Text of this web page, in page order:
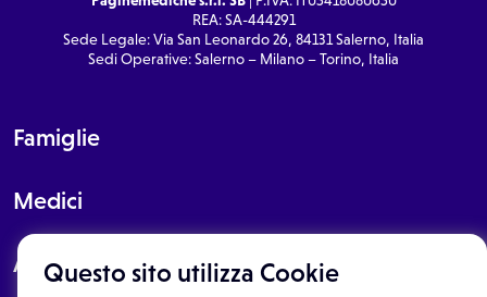
Questo sito utilizza Cookie
REA: SA-444291
Sede Legale: Via San Leonardo 26, 84131 Salerno, Italia
Sedi Operative: Salerno – Milano – Torino, Italia
Famiglie
Medici
About